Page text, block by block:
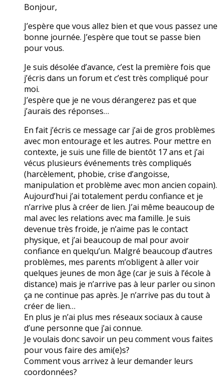
Bonjour,
J’espère que vous allez bien et que vous passez une
bonne journée. J’espère que tout se passe bien
pour vous.
Je suis désolée d’avance, c’est la première fois que
j’écris dans un forum et c’est très compliqué pour
moi.
J’espère que je ne vous dérangerez pas et que
j’aurais des réponses…
En fait j’écris ce message car j’ai de gros problèmes
avec mon entourage et les autres. Pour mettre en
contexte, je suis une fille de bientôt 17 ans et j’ai
vécus plusieurs événements très compliqués
(harcèlement, phobie, crise d’angoisse,
manipulation et problème avec mon ancien copain).
Aujourd’hui j’ai totalement perdu confiance et je
n’arrive plus à créer de lien. J’ai même beaucoup de
mal avec les relations avec ma famille. Je suis
devenue très froide, je n’aime pas le contact
physique, et j’ai beaucoup de mal pour avoir
confiance en quelqu’un. Malgré beaucoup d’autres
problèmes, mes parents m’obligent à aller voir
quelques jeunes de mon âge (car je suis à l’école à
distance) mais je n’arrive pas à leur parler ou sinon
ça ne continue pas après. Je n’arrive pas du tout à
créer de lien…
En plus je n’ai plus mes réseaux sociaux à cause
d’une personne que j’ai connue.
Je voulais donc savoir un peu comment vous faites
pour vous faire des ami(e)s?
Comment vous arrivez à leur demander leurs
coordonnées?